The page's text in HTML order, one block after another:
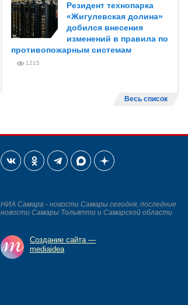
Резидент технопарка
«Жигулевская долина»
добился внесения
изменений в правила по
противопожарным системам
1215
Весь список
НИА Самара - новости Самары сегодня, последние
новости Самары Тольятти и Самарской области
Создание сайта —
mediaidea